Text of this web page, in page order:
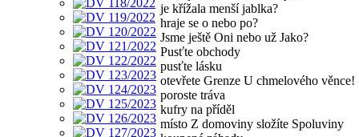
je křížala menší jablka?
hraje se o nebo po?
Jsme ještě Oni nebo už Jako?
Pusťte obchody
pusťte lásku
otevřete Grenze U chmelového věnce!
poroste tráva
kufry na příděl
místo Z domoviny složíte Spoluviny